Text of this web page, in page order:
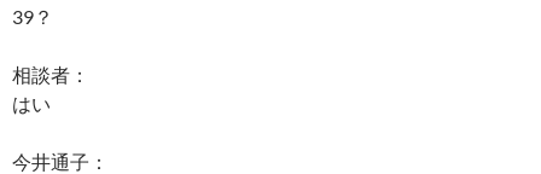
39？
相談者：
はい
今井通子：